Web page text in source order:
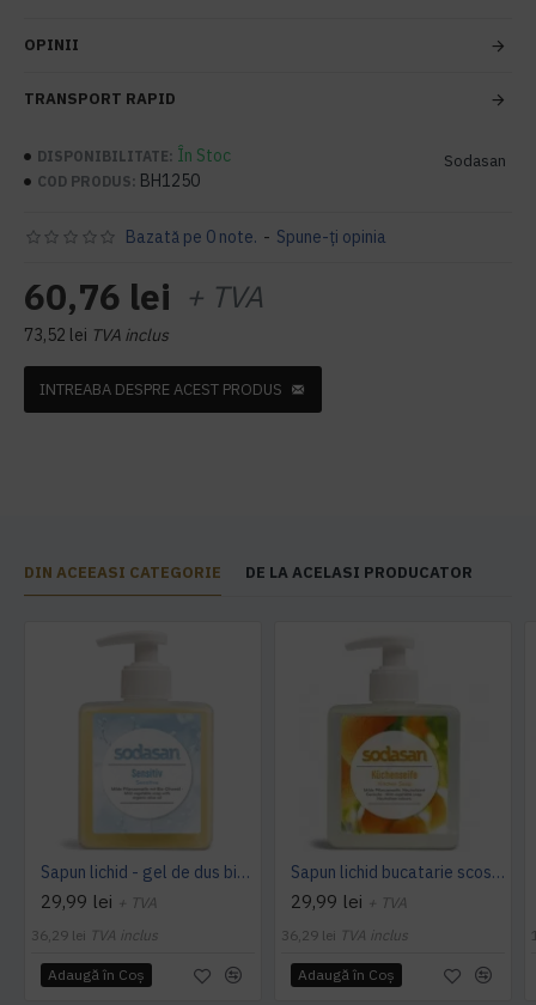
OPINII
TRANSPORT RAPID
DISPONIBILITATE: În Stoc
COD PRODUS: BH1250
Sodasan
Bazată pe 0 note. - Spune-ţi opinia
60,76 lei + TVA
73,52 lei TVA inclus
INTREABA DESPRE ACEST PRODUS
DIN ACEEASI CATEGORIE DE LA ACELASI PRODUCATOR
Sapun lichid - gel de dus bio sensitiv 300ml Sodasan
29,99 lei + TVA
36,29 lei TVA inclus
Adaugă în Coş
Sapun lichid bucatarie scos mirosuri degresat maini 300ml SODASAN
29,99 lei + TVA
36,29 lei TVA inclus
Adaugă în Coş